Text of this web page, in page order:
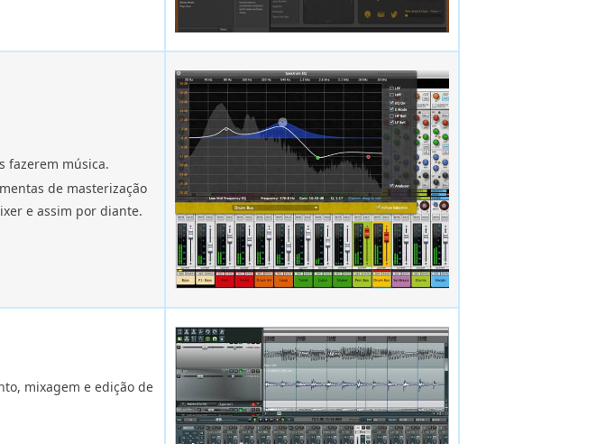
fazerem música.
de masterização
e assim por diante.
mixagem e edição de